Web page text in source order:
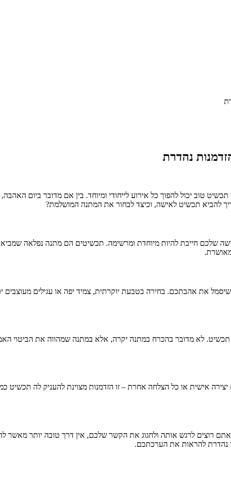
נהדרת
טוב יכול להפוך כל אירוע לייחודי ומיוחד. בין אם מדובר ביום
להביא תכשיט לאישה, וכיצד לבחור את המתנה המושלמת?
שלכם חייבת להיות מיוחדת ומרשימה. תכשיטים הם מתנה נפלאה
את אהבתכם. בחירה בטבעת יוקרתית, צמיד יפה או עגילים
תכשיט. לא מדובר בהכרח במתנה יקרה, אלא במתנה שמהווה את הביטוי
אישית או כל הצלחה אחרת – זו הזדמנות מצוינת להעניק לה תכשיט
רוצים לרגש אותה ולחגוג את הקשר שלכם, אין דרך טובה יותר מאשר
נהדרת להראות את הערכתכם.